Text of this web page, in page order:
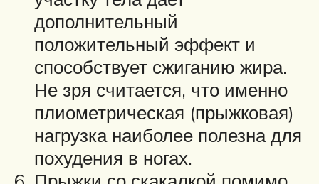
дополнительный
положительный эффект и
способствует сжиганию жира.
Не зря считается, что именно
плиометрическая (прыжковая)
нагрузка наиболее полезна для
похудения в ногах.